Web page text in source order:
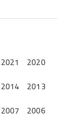
2021
2020
2014
2013
2007
2006